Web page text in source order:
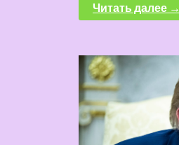
Читать далее →